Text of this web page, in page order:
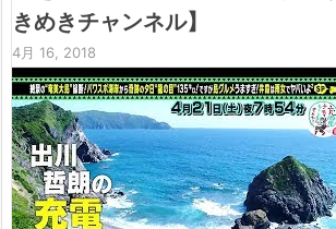
きめきチャンネル】
4月 16, 2018